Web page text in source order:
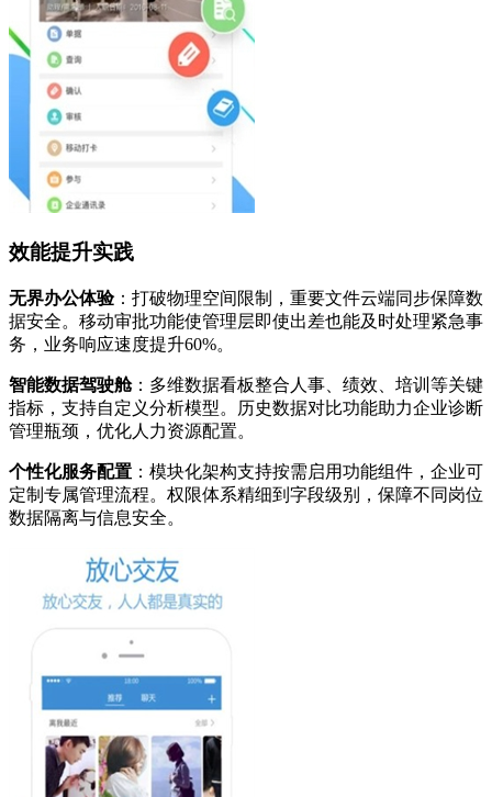
效能提升实践
无界办公体验：打破物理空间限制，重要文件云端同步保障数
据安全。移动审批功能使管理层即使出差也能及时处理紧急事
务，业务响应速度提升60%。
智能数据驾驶舱：多维数据看板整合人事、绩效、培训等关键
指标，支持自定义分析模型。历史数据对比功能助力企业诊断
管理瓶颈，优化人力资源配置。
个性化服务配置 ：模块化架构支持按需启用功能组件，企业可
定制专属管理流程。权限体系精细到字段级别，保障不同岗位
数据隔离与信息安全。